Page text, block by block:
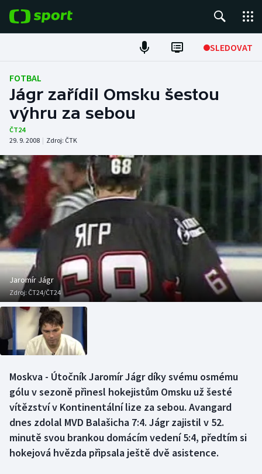
SLEDOVAT
Fotbal
Hokej
Tenis
Atletika
Cyklistika
DALŠÍ SPORTY
Americký fotbal
Baseball a softbal
Basketbal
Biatlon
Boby a skeleton
Box
Curling
Dostihy
NEPŘEHLÉDNĚTE
Soutěže
Historické návraty
Aplikace ČT sport
AZ kvíz
FOTBAL
Jágr zařídil Omsku šestou
výhru za sebou
ČT24
29. 9. 2008 | Zdroj: ČTK
Jaromír Jágr
Zdroj: ČT24/ČT24
Moskva - Útočník Jaromír Jágr díky svému osmému
gólu v sezoně přinesl hokejistům Omsku už šesté
vítězství v Kontinentální lize za sebou. Avangard
dnes zdolal MVD Balašicha 7:4. Jágr zajistil v 52.
minutě svou brankou domácím vedení 5:4, předtím si
hokejová hvězda připsala ještě dvě asistence.